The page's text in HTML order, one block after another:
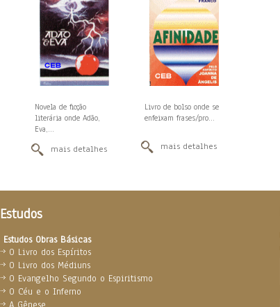
Novela de ficção
literária onde Adão,
Eva,...
mais detalhes
Livro de bolso onde se
enfeixam frases/pro...
mais detalhes
Estudos
Estudos Obras Básicas
O Livro dos Espíritos
O Livro dos Médiuns
O Evangelho Segundo o Espiritismo
O Céu e o Inferno